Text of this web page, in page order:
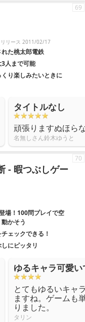
リリース 2011/02/17
た桃太郎電鉄
人まで可能
り楽しみたいときに
69
タイトルなし
頑張りますぬほら
名無しさん鈴木ゆうと
- 暇つぶしゲー
場！100問プレイで空
かそう
ェックできる！
にピッタリ
70
ゆるキャラ可愛い
とてもゆるいキャ
ますね。ゲームも
りました。
タリン